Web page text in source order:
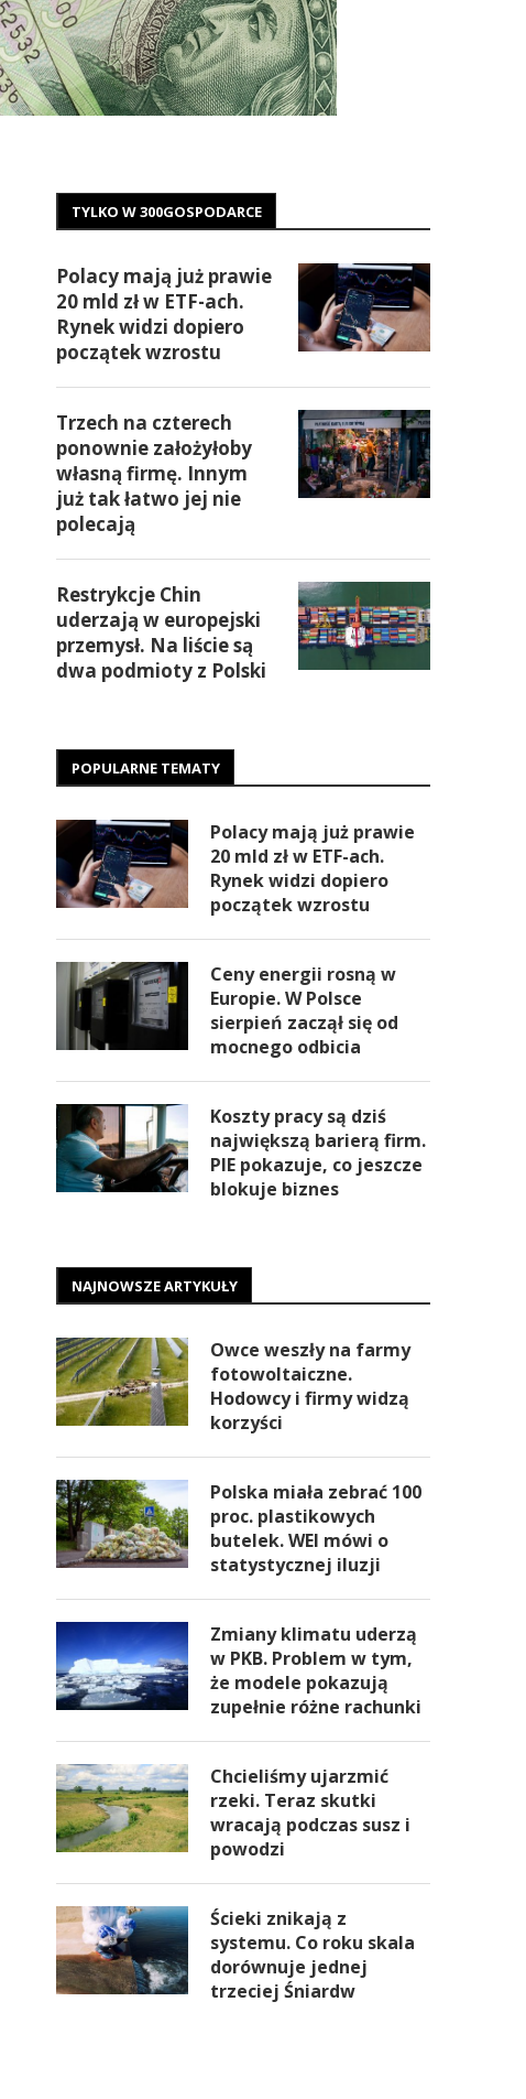
TYLKO W 300GOSPODARCE
Polacy mają już prawie
20 mld zł w ETF-ach.
Rynek widzi dopiero
początek wzrostu
Trzech na czterech
ponownie założyłoby
własną firmę. Innym
już tak łatwo jej nie
polecają
Restrykcje Chin
uderzają w europejski
przemysł. Na liście są
dwa podmioty z Polski
POPULARNE TEMATY
Polacy mają już prawie
20 mld zł w ETF-ach.
Rynek widzi dopiero
początek wzrostu
Ceny energii rosną w
Europie. W Polsce
sierpień zaczął się od
mocnego odbicia
Koszty pracy są dziś
największą barierą firm.
PIE pokazuje, co jeszcze
blokuje biznes
NAJNOWSZE ARTYKUŁY
Owce weszły na farmy
fotowoltaiczne.
Hodowcy i firmy widzą
korzyści
Polska miała zebrać 100
proc. plastikowych
butelek. WEI mówi o
statystycznej iluzji
Zmiany klimatu uderzą
w PKB. Problem w tym,
że modele pokazują
zupełnie różne rachunki
Chcieliśmy ujarzmić
rzeki. Teraz skutki
wracają podczas susz i
powodzi
Ścieki znikają z
systemu. Co roku skala
dorównuje jednej
trzeciej Śniardw